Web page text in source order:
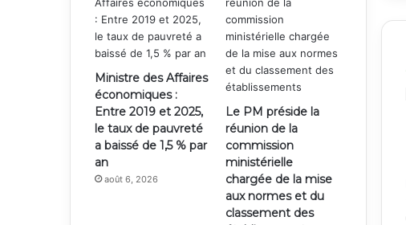
Ministre des Affaires
économiques :
Entre 2019 et 2025,
le taux de pauvreté
a baissé de 1,5 % par
an
août 6, 2026
Le PM préside la
réunion de la
commission
ministérielle
chargée de la mise
aux normes et du
classement des